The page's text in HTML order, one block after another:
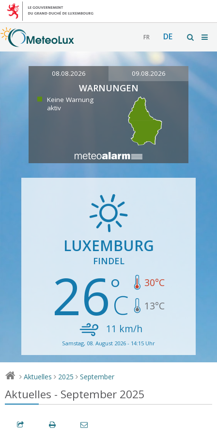
FR DE
08.08.2026 09.08.2026
WARNUNGEN
Keine Warnung
aktiv
LUXEMBURG
FINDEL
26 30°C
13°C
11 km/h
Samstag, 08. August 2026 - 14:15 Uhr
> Aktuelles > 2025 > September
Aktuelles - September 2025